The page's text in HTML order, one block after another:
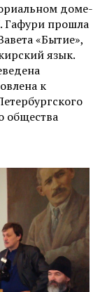
доме-
Гафури прошла
«Бытие»,
язык.
к
общества